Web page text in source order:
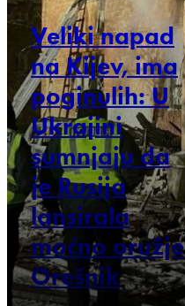
Veliki napad
na Kijev, ima
poginulih: U
Ukrajini
sumnjaju da
je Rusija
lansirala
moćno oružje
Orešnik